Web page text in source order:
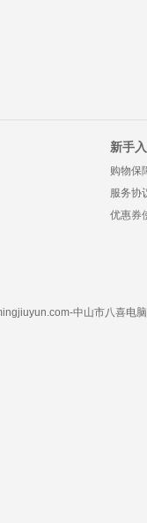
新手
购物保
服务协
优惠券
中山市八喜电